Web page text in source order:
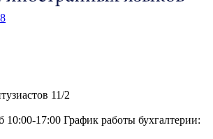
11/2
17:00 График работы бухгалтерии: